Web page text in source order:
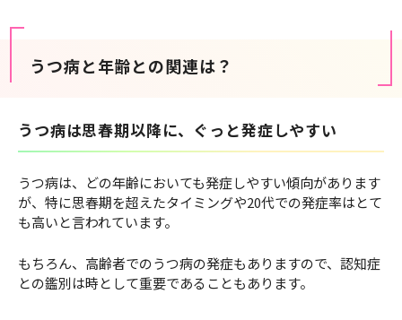
うつ病と年齢との関連は？
うつ病は思春期以降に、ぐっと発症しやすい
うつ病は、どの年齢においても発症しやすい傾向があります
が、特に思春期を超えたタイミングや20代での発症率はとて
も高いと言われています。
もちろん、高齢者でのうつ病の発症もありますので、認知症
との鑑別は時として重要であることもあります。